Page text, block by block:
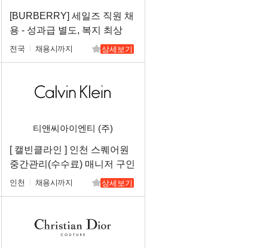
[BURBERRY] 세일즈 직원 채
용 - 성과급 별도, 복지 최상
(전국)
전국 채용시까지 상세보기
티앤씨아이엔티 (주)
[ 캘빈클라인 ] 인천 스퀘어원
중간관리(수수료) 매니저 구인
(언더웨어 판매자경험자 우대)
인천 채용시까지 상세보기